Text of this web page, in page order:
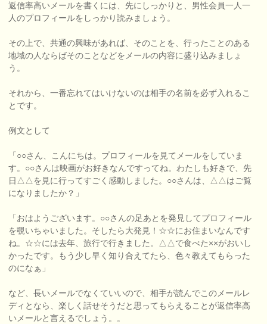
返信率高いメールを書くには、先にしっかりと、男性会員一人一
人のプロフィールをしっかり読みましょう。
その上で、共通の興味があれば、そのことを、行ったことのある
地域の人ならばそのことなどをメールの内容に盛り込みましょ
う。
それから、一番忘れてはいけないのは相手の名前を必ず入れるこ
とです。
例文として
「○○さん、こんにちは。プロフィールを見てメールをしていま
す。○○さんは映画がお好きなんですってね。わたしも好きで、先
日△△を見に行ってすごく感動しました。○○さんは、△△はご覧
になりましたか？」
「おはようございます。○○さんの足あとを発見してプロフィール
を覗いちゃいました。そしたら大発見！☆☆にお住まいなんです
ね。☆☆には去年、旅行で行きました。△△で食べた××がおいし
かったです。もう少し早く知り合えてたら、色々教えてもらった
のになぁ」
など、長いメールでなくていいので、相手が読んでこのメールレ
ディとなら、楽しく話せそうだと思ってもらえることが返信率高
いメールと言えるでしょう。。